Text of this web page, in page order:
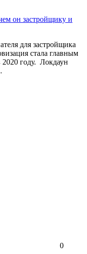
он застройщику и
для застройщика
стала главным
году. Локдаун
0